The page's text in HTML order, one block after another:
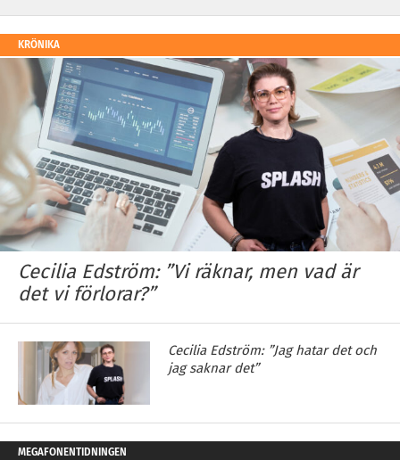
KRÖNIKA
Cecilia Edström: ”Vi räknar, men vad är
det vi förlorar?”
Cecilia Edström: ”Jag hatar det och
jag saknar det”
MEGAFONENTIDNINGEN